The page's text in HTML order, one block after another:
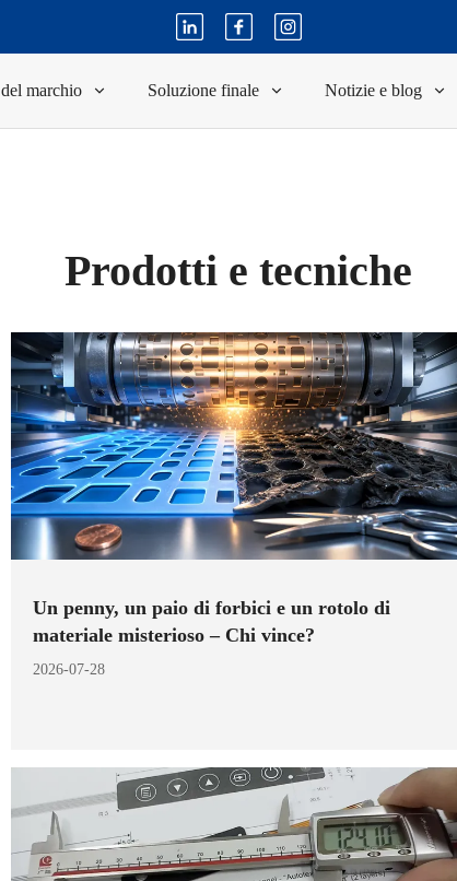
marchio Soluzione finale Notizie e blog
Prodotti e tecniche
Un penny, un paio di forbici e un rotolo di
materiale misterioso – Chi vince?
2026-07-28